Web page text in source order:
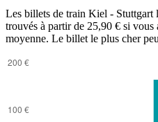
Les billets de train Kiel - Stuttgart
trouvés à partir de 25,90 € si
moyenne. Le billet le plus cher